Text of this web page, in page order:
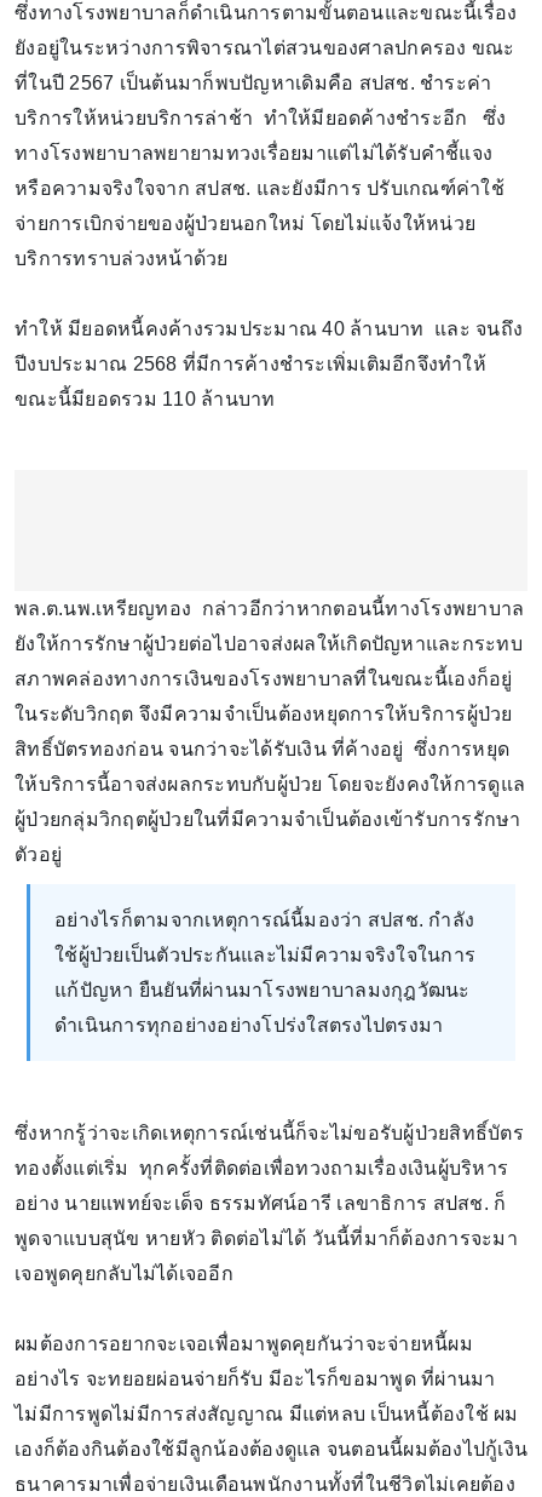
ซึ่งทางโรงพยาบาลก็ดำเนินการตามขั้นตอนและขณะนี้เรื่อง
ยังอยู่ในระหว่างการพิจารณาไต่สวนของศาลปกครอง ขณะ
ที่ในปี 2567 เป็นต้นมาก็พบปัญหาเดิมคือ สปสช. ชำระค่า
บริการให้หน่วยบริการล่าช้า ทำให้มียอดค้างชำระอีก ซึ่ง
ทางโรงพยาบาลพยายามทวงเรื่อยมาแต่ไม่ได้รับคำชี้แจง
หรือความจริงใจจาก สปสช. และยังมีการ ปรับเกณฑ์ค่าใช้
จ่ายการเบิกจ่ายของผู้ป่วยนอกใหม่ โดยไม่แจ้งให้หน่วย
บริการทราบล่วงหน้าด้วย
ทำให้ มียอดหนี้คงค้างรวมประมาณ 40 ล้านบาท และ จนถึง
ปีงบประมาณ 2568 ที่มีการค้างชำระเพิ่มเติมอีกจึงทำให้
ขณะนี้มียอดรวม 110 ล้านบาท
พล.ต.นพ.เหรียญทอง กล่าวอีกว่าหากตอนนี้ทางโรงพยาบาล
ยังให้การรักษาผู้ป่วยต่อไปอาจส่งผลให้เกิดปัญหาและกระทบ
สภาพคล่องทางการเงินของโรงพยาบาลที่ในขณะนี้เองก็อยู่
ในระดับวิกฤต จึงมีความจำเป็นต้องหยุดการให้บริการผู้ป่วย
สิทธิ์บัตรทองก่อน จนกว่าจะได้รับเงิน ที่ค้างอยู่ ซึ่งการหยุด
ให้บริการนี้อาจส่งผลกระทบกับผู้ป่วย โดยจะยังคงให้การดูแล
ผู้ป่วยกลุ่มวิกฤตผู้ป่วยในที่มีความจำเป็นต้องเข้ารับการรักษา
ตัวอยู่
อย่างไรก็ตามจากเหตุการณ์นี้มองว่า สปสช. กำลัง
ใช้ผู้ป่วยเป็นตัวประกันและไม่มีความจริงใจในการ
แก้ปัญหา ยืนยันที่ผ่านมาโรงพยาบาลมงกุฎวัฒนะ
ดำเนินการทุกอย่างอย่างโปร่งใสตรงไปตรงมา
ซึ่งหากรู้ว่าจะเกิดเหตุการณ์เช่นนี้ก็จะไม่ขอรับผู้ป่วยสิทธิ์บัตร
ทองตั้งแต่เริ่ม ทุกครั้งที่ติดต่อเพื่อทวงถามเรื่องเงินผู้บริหาร
อย่าง นายแพทย์จะเด็จ ธรรมทัศน์อารี เลขาธิการ สปสช. ก็
พูดจาแบบสุนัข หายหัว ติดต่อไม่ได้ วันนี้ที่มาก็ต้องการจะมา
เจอพูดคุยกลับไม่ได้เจออีก
ผมต้องการอยากจะเจอเพื่อมาพูดคุยกันว่าจะจ่ายหนี้ผม
อย่างไร จะทยอยผ่อนจ่ายก็รับ มีอะไรก็ขอมาพูด ที่ผ่านมา
ไม่มีการพูดไม่มีการส่งสัญญาณ มีแต่หลบ เป็นหนี้ต้องใช้ ผม
เองก็ต้องกินต้องใช้มีลูกน้องต้องดูแล จนตอนนี้ผมต้องไปกู้เงิน
ธนาคารมาเพื่อจ่ายเงินเดือนพนักงานทั้งที่ในชีวิตไม่เคยต้อง